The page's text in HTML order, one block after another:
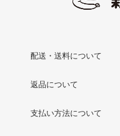
配送・送料について
返品について
支払い方法について